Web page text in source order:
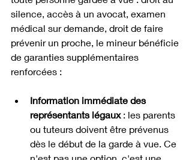
silence, accès à un avocat, examen
médical sur demande, droit de faire
prévenir un proche, le mineur bénéficie
de garanties supplémentaires
renforcées :
Information immédiate des
représentants légaux : les parents
ou tuteurs doivent être prévenus
dès le début de la garde à vue. Ce